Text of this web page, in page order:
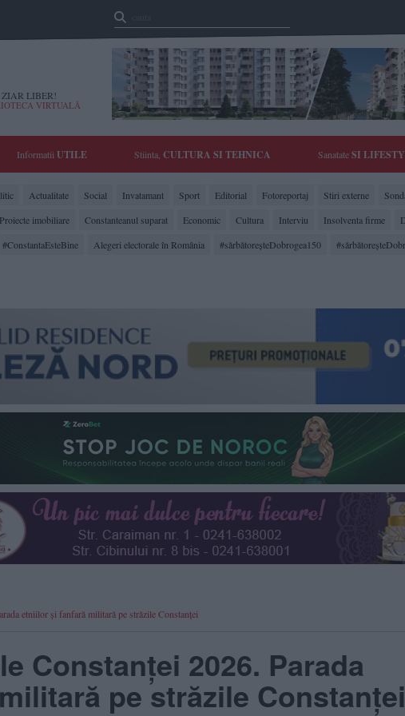
LIBER!
VIRTUALĂ
Informatii UTILE Stiinta, CULTURA SI TEHNICA SanatateSI
Actualitate Social Invatamant Sport Editorial Fotoreportaj Stiri externe
Proiecte imobiliare Constanteanul suparat Economic Cultura Interviu Insolventa firme
#ConstantaEsteBine Alegeri electorale în România #sărbătoreşteDobrogea150
etniilor și fanfară militară pe străzile Constanței
Constanței 2026. Parada
pe străzile Constanței